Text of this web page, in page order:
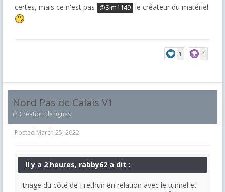
certes, mais ce n'est pas @Sim1149 le créateur du matériel
1 1
Nord Pas de Calais V1
in Création de lignes
Posted March 25, 2022
Il y a 2 heures, rabby62 a dit :
triage du côté de Frethun en relation avec le tunnel et